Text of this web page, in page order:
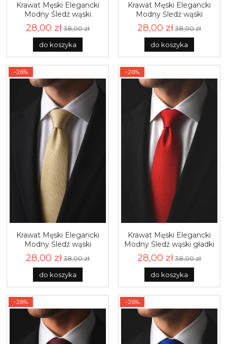
Krawat Męski Elegancki
Modny Śledź wąski
bordowy wiśniowy w
delikatną kratkę G341
28,00 zł 38,00 zł
do koszyka
Krawat Męski Elegancki
Modny Śledź wąski
czerwony w delikatną
kratkę G340
28,00 zł38,00 zł
do koszyka
Krawat Męski Elegancki
Modny Śledź wąski
beżowy cielisty w
delikatną kratkę G324
28,00 zł 38,00 zł
do koszyka
-26%
Krawat Męski Elegancki
Modny Śledź wąski gładki
czerwony makowy G303
28,00 zł38,00 zł
do koszyka
-26%
-26% -26%